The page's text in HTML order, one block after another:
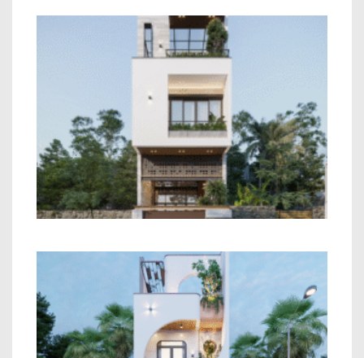
Mẫu Nhà Phố 2 Tầng Hiện Đại